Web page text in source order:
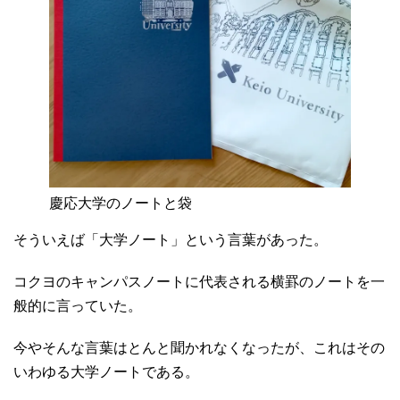
慶応大学のノートと袋
そういえば「大学ノート」という言葉があった。
コクヨのキャンパスノートに代表される横罫のノートを一
般的に言っていた。
今やそんな言葉はとんと聞かれなくなったが、これはその
いわゆる大学ノートである。